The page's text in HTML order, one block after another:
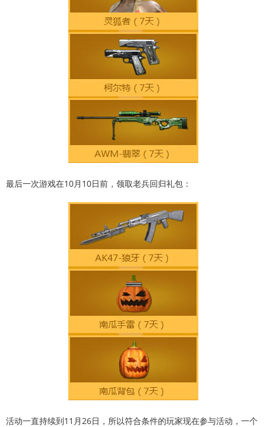
最后一次游戏在10月10日前，领取老兵回归礼包：
活动一直持续到11月26日，所以符合条件的玩家现在参与活动，一个